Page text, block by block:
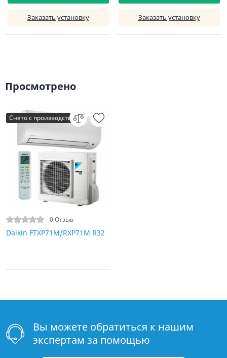
Заказать установку Заказать установку
Просмотрено
Снято с производства
0 Отзыв
Daikin FTXP71M/RXP71M R32
Вы можете обратиться к нашим
экспертам за помощью